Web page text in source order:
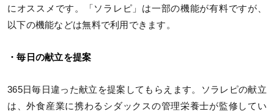
にオススメです。「ソラレピ」は一部の機能が有料ですが、
以下の機能などは無料で利用できます。
・毎日の献立を提案
365日毎日違った献立を提案してもらえます。ソラレピの献立
は、外食産業に携わるシダックスの管理栄養士が監修してい